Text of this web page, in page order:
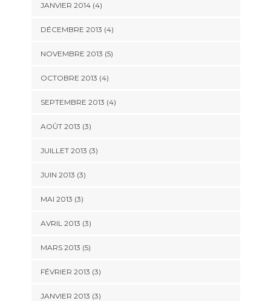
JANVIER 2014(4)
DÉCEMBRE 2013 (4)
NOVEMBRE 2013 (5)
OCTOBRE 2013 (4)
SEPTEMBRE 2013 (4)
AOÛT 2013 (3)
JUILLET 2013 (3)
JUIN 2013 (3)
MAI 2013 (3)
AVRIL 2013 (3)
MARS 2013 (5)
FÉVRIER 2013 (3)
JANVIER 2013 (3)